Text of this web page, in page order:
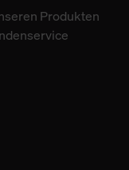
Produkten